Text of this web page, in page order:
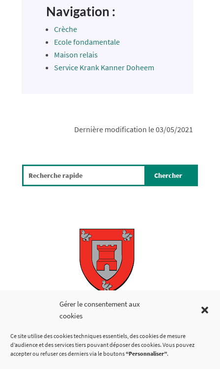
Gérer le consentement aux
cookies
Ce site utilise des cookies techniques essentiels, des cookies de mesure
d’audience et des services tiers pouvant déposer des cookies. Vous pouvez
accepter ou refuser ces derniers via le boutons“Personnaliser”.
Navigation :
Crèche
Ecole fondamentale
Maison relais
Service Krank Kanner Doheem
Dernière modification le 03/05/2021
Copyright © 2026